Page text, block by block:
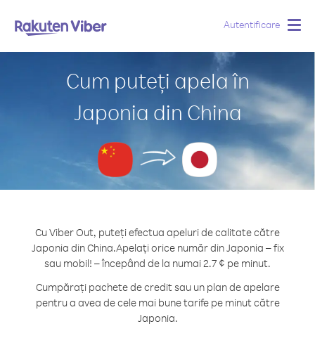
Autentificare
Cum puteți apela în
Japonia din China
Cu Viber Out, puteți efectua apeluri de calitate către
Japonia din China.Apelați orice număr din Japonia – fix
sau mobil! – începând de la numai 2.7 ¢ pe minut.
Cumpărați pachete de credit sau un plan de apelare
pentru a avea de cele mai bune tarife pe minut către
Japonia.